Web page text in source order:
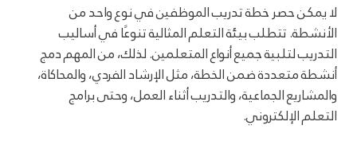
لا يمكن حصر خطة تدريب الموظفين في نوع واحد من
الأنشطة. تتطلب بيئة التعلم المثالية تنوعًا في أساليب
التدريب لتلبية جميع أنواع المتعلمين. لذلك، من المهم دمج
أنشطة متعددة ضمن الخطة، مثل الإرشاد الفردي، والمحاكاة،
والمشاريع الجماعية، والتدريب أثناء العمل، وحتى برامج
التعلم الإلكتروني.